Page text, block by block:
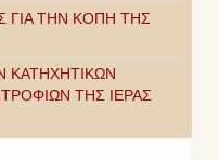
ΓΙΑ ΤΗΝ ΚΟΠΗ ΤΗΣ
ΚΑΤΗΧΗΤΙΚΩΝ
ΤΗΣ ΙΕΡΑΣ